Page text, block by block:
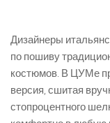
Дизайнеры
по пошиву
костюмов. В ЦУМе
версия, сшитая
стопроцентного